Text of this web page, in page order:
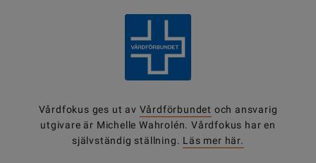
Vårdfokus ges ut av Vårdförbundet och ansvarig
utgivare är Michelle Wahrolén. Vårdfokus har en
självständig ställning. Läs mer här.